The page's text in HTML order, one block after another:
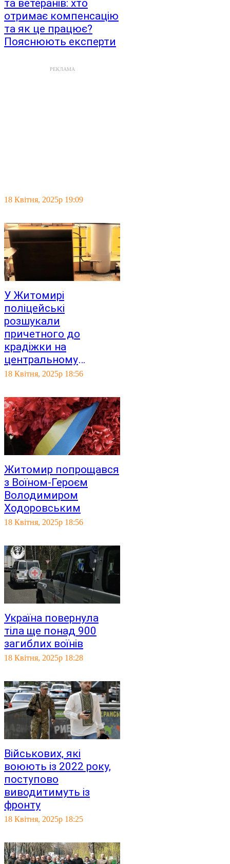
та ветеранів: хто
отримає компенсацію
та як це працює?
Пояснюють експерти
РЕКЛАМА
18 Квітня, 2025р 19:09
У Житомирі
поліцейські
розшукали
причетного до
крадіжки на
центральному
автовокзалі
18 Квітня, 2025р 18:56
Житомир попрощався
з Воїном-Героєм
Володимиром
Ходоровським
18 Квітня, 2025р 18:56
Україна повернула
тіла ще понад 900
загиблих воїнів
18 Квітня, 2025р 18:28
Військових, які
воюють із 2022 року,
поступово
виводитимуть із
фронту
18 Квітня, 2025р 18:25